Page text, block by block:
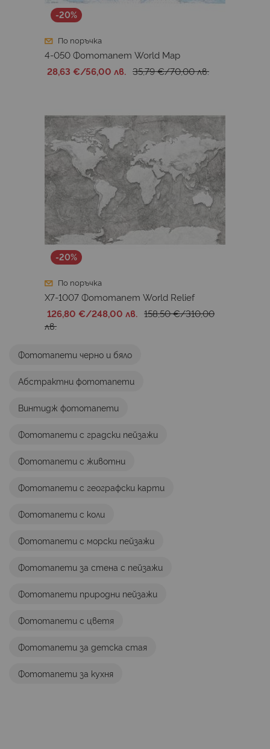
-20%
По поръчка
4-050 Фототапет World Map
28,63 €/56,00 лв. 35,79 €/70,00 лв.
-20%
По поръчка
X7-1007 Фототапет World Relief
126,80 €/248,00 лв. 158,50 €/310,00
лв.
Фототапети черно и бяло
Абстрактни фототапети
Винтидж фототапети
Фототапети с градски пейзажи
Фототапети с животни
Фототапети с географски карти
Фототапети с коли
Фототапети с морски пейзажи
Фототапети за стена с пейзажи
Фототапети природни пейзажи
Фототапети с цветя
Фототапети за детска стая
Фототапети за кухня